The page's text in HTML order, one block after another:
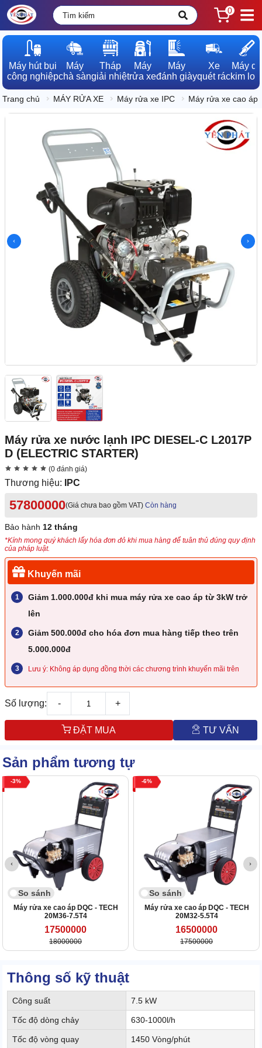
0
Máy hút bụi
công nghiệp
Máy
chà sàn
Tháp
giải nhiệt
Máy
rửa xe
Máy
đánh giày
Xe
quét rác
Máy dò
kim loại
Trang chủ MÁY RỬA XE Máy rửa xe IPC Máy rửa xe cao áp
Máy rửa xe nước lạnh IPC DIESEL-C L2017P
D (ELECTRIC STARTER)
(0 đánh giá)
Thương hiệu: IPC
57800000(Giá chưa bao gồm VAT) Còn hàng
Bảo hành 12 tháng
*Kính mong quý khách lấy hóa đơn đỏ khi mua hàng để tuân thủ đúng quy định
của pháp luật.
Khuyến mãi
Giảm 1.000.000đ khi mua máy rửa xe cao áp từ 3kW trở
lên
Giảm 500.000đ cho hóa đơn mua hàng tiếp theo trên
5.000.000đ
Lưu ý: Không áp dụng đồng thời các chương trình khuyến mãi trên
Số lượng: - +
ĐẶT MUA TƯ VẤN
Sản phẩm tương tự
3
So sánh
Máy rửa xe cao áp DQC - TECH
20M36-7.5T4
17500000
18000000
6
So sánh
Máy rửa xe cao áp DQC - TECH
20M32-5.5T4
16500000
17500000
Thông số kỹ thuật
Công suất 7.5 kW
Tốc độ dòng chảy 630-1000l/h
Tốc độ vòng quay 1450 Vòng/phút